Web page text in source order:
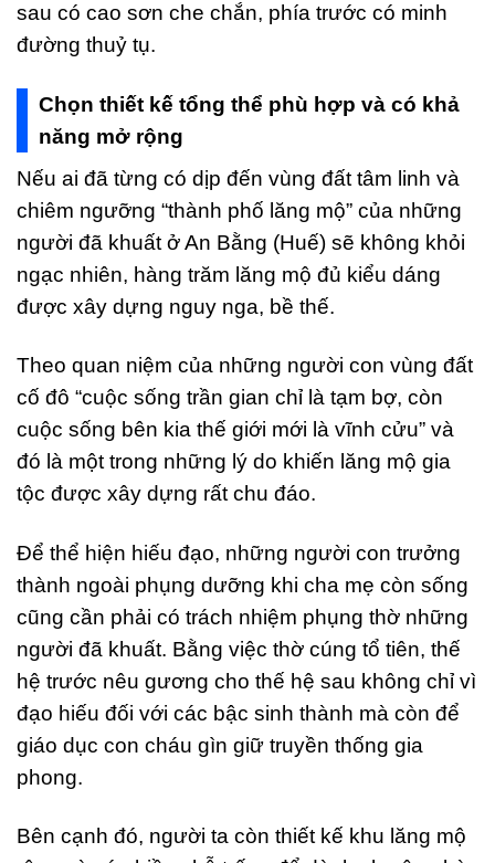
sau có cao sơn che chắn, phía trước có minh
đường thuỷ tụ.
Chọn thiết kế tổng thể phù hợp và có khả
năng mở rộng
Nếu ai đã từng có dịp đến vùng đất tâm linh và
chiêm ngưỡng “thành phố lăng mộ” của những
người đã khuất ở An Bằng (Huế) sẽ không khỏi
ngạc nhiên, hàng trăm lăng mộ đủ kiểu dáng
được xây dựng nguy nga, bề thế.
Theo quan niệm của những người con vùng đất
cố đô “cuộc sống trần gian chỉ là tạm bợ, còn
cuộc sống bên kia thế giới mới là vĩnh cửu” và
đó là một trong những lý do khiến lăng mộ gia
tộc được xây dựng rất chu đáo.
Để thể hiện hiếu đạo, những người con trưởng
thành ngoài phụng dưỡng khi cha mẹ còn sống
cũng cần phải có trách nhiệm phụng thờ những
người đã khuất. Bằng việc thờ cúng tổ tiên, thế
hệ trước nêu gương cho thế hệ sau không chỉ vì
đạo hiếu đối với các bậc sinh thành mà còn để
giáo dục con cháu gìn giữ truyền thống gia
phong.
Bên cạnh đó, người ta còn thiết kế khu lăng mộ